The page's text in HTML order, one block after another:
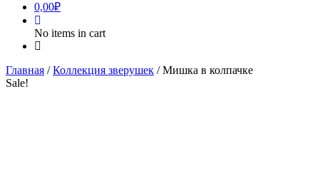
0,00₽
No items in cart
Главная /Коллекция зверушек / Мишка в колпачке
Sale!